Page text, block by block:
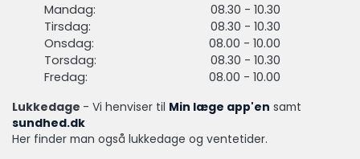
Mandag:
08.30 - 10.30
Tirsdag:
08.30 - 10.30
Onsdag:
08.00 - 10.00
Torsdag:
08.30 - 10.30
Fredag:
08.00 - 10.00
Lukkedage - Vi henviser til Min læge app'en samt
sundhed.dk
Her finder man også lukkedage og ventetider.